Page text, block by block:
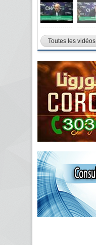
Toutes les vidéos